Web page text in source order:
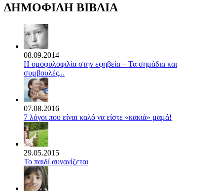
ΔΗΜΟΦΙΛΗ ΒΙΒΛΙΑ
08.09.2014
Η ομοφυλοφιλία στην εφηβεία – Τα σημάδια και
συμβουλές...
07.08.2016
7 λόγοι που είναι καλό να είστε «κακιά» μαμά!
29.05.2015
Το παιδί αυνανίζεται